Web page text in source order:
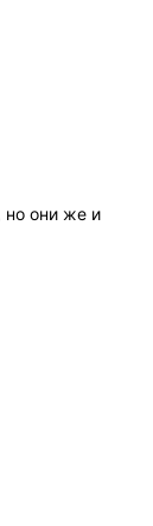
но они же и